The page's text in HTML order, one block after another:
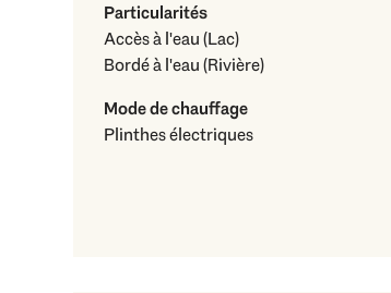
Particularités
Accès à l'eau (Lac)
Bordé à l'eau (Rivière)
Mode de chauffage
Plinthes électriques